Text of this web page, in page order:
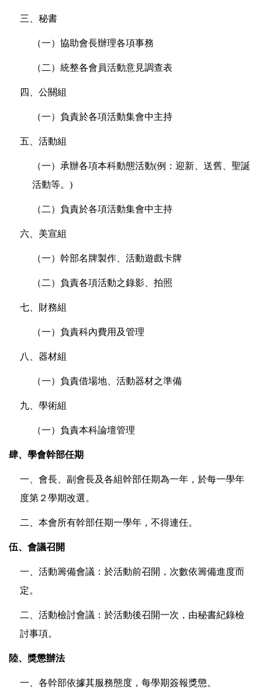
三、秘書
（一）協助會長辦理各項事務
（二）統整各會員活動意見調查表
四、公關組
（一）負責於各項活動集會中主持
五、活動組
（一）承辦各項本科動態活動(例：迎新、送舊、聖誕
活動等。)
（二）負責於各項活動集會中主持
六、美宣組
（一）幹部名牌製作、活動遊戲卡牌
（二）負責各項活動之錄影、拍照
七、財務組
（一）負責科內費用及管理
八、器材組
（一）負責借場地、活動器材之準備
九、學術組
（一）負責本科論壇管理
肆、學會幹部任期
一、會長、副會長及各組幹部任期為一年，於每一學年
度第２學期改選。
二、本會所有幹部任期一學年，不得連任。
伍、會議召開
一、活動籌備會議：於活動前召開，次數依籌備進度而
定。
二、活動檢討會議：於活動後召開一次，由秘書紀錄檢
討事項。
陸、獎懲辦法
一、各幹部依據其服務態度，每學期簽報獎懲。